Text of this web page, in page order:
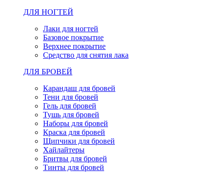
ДЛЯ НОГТЕЙ
Лаки для ногтей
Базовое покрытие
Верхнее покрытие
Средство для снятия лака
ДЛЯ БРОВЕЙ
Карандаш для бровей
Тени для бровей
Гель для бровей
Тушь для бровей
Наборы для бровей
Краска для бровей
Щипчики для бровей
Хайлайтеры
Бритвы для бровей
Тинты для бровей